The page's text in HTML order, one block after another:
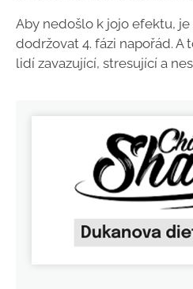
Aby nedošlo k jojo efektu,
dodržovat 4. fázi napořád.
lidí zavazující, stresující a